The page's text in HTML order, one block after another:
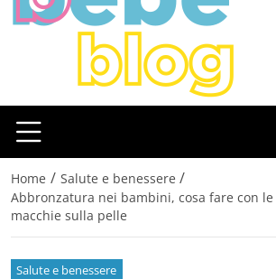
Home / Salute e benessere /
Abbronzatura nei bambini, cosa fare con le
macchie sulla pelle
Salute e benessere